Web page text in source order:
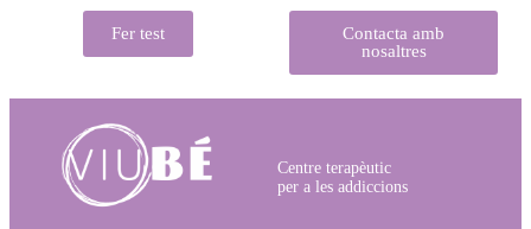
Fer test
Contacta amb
nosaltres
Centre terapèutic
per a les addiccions